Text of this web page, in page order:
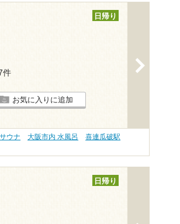
日帰り
件
お気に入りに追加
ウナ 大阪市内 水風呂
喜連瓜破駅
日帰り